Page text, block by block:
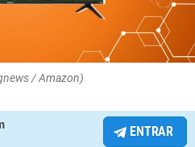
/ Amazon)
ENTRAR